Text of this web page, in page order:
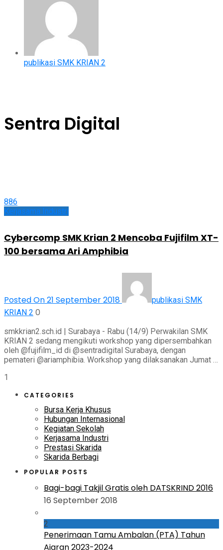
publikasi SMK KRIAN 2
Sentra Digital
886
Kerjasama Industri
Cybercomp SMK Krian 2 Mencoba Fujifilm XT-
100 bersama Ari Amphibia
Posted On 21 September 2018
publikasi SMK
KRIAN 2 0
smkkrian2.sch.id | Surabaya - Rabu (14/9) Perwakilan SMK
KRIAN 2 sedang mengikuti workshop yang dipersembahkan
oleh @fujifilm_id di @sentradigital Surabaya, dengan
pemateri @ariamphibia. Workshop yang dilaksanakan Jumat …
1
CATEGORIES
Bursa Kerja Khusus
Hubungan Internasional
Kegiatan Sekolah
Kerjasama Industri
Prestasi Skarida
Skarida Berbagi
POPULAR POSTS
Bagi-bagi Takjil Gratis oleh DATSKRIND 2016
16 September 2018
2
Penerimaan Tamu Ambalan (PTA) Tahun
Ajaran 2023-2024